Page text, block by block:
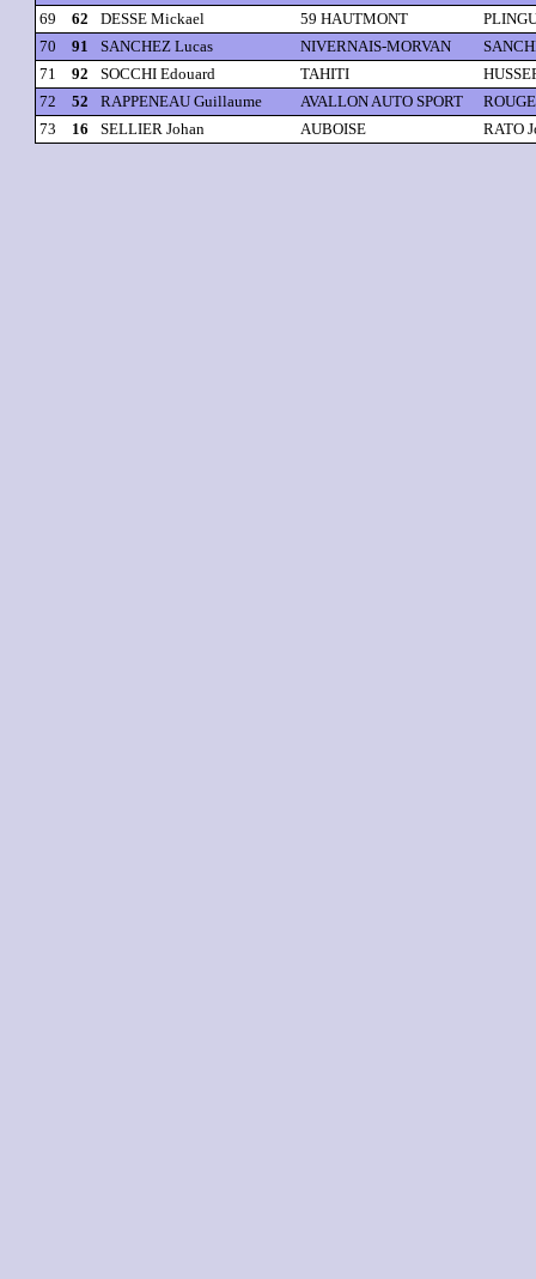
69 62 DESSE Mickael 59 HAUTMONT
70
91 SANCHEZ Lucas NIVERNAIS-MORVAN
71
92 SOCCHI Edouard TAHITI
72
52 RAPPENEAU Guillaume AVALLON AUTO SPORT
73
16 SELLIER Johan AUBOISE RATO